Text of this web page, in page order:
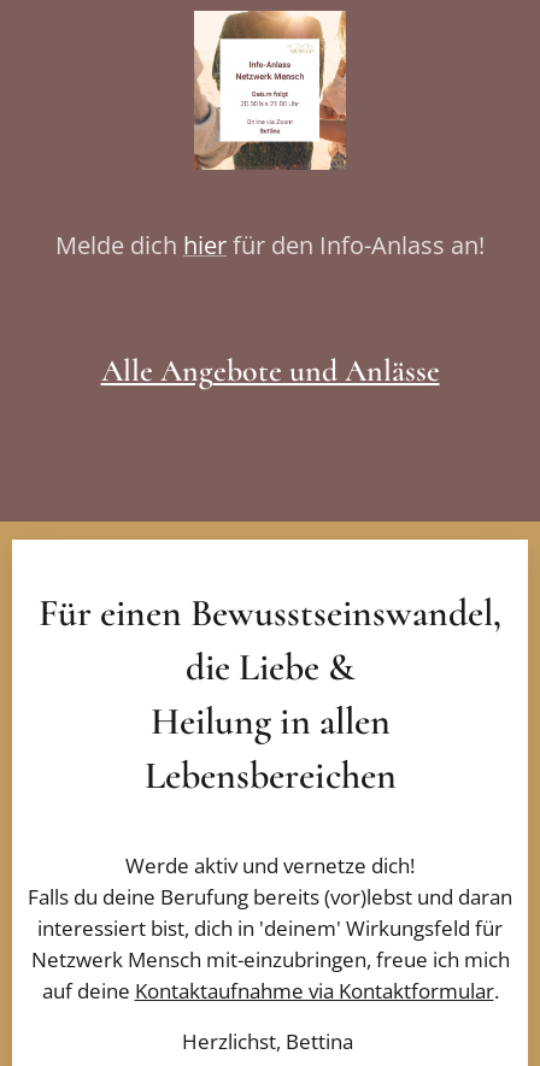
Melde dich hierfür den Info-Anlass an!
Alle Angebote und Anlässe
Für einen Bewusstseinswandel,
die Liebe &
Heilung in allen
Lebensbereichen
Werde aktiv und vernetze dich!
Falls du deine Berufung bereits (vor)lebst und daran
interessiert bist, dich in 'deinem' Wirkungsfeld für
Netzwerk Mensch mit-einzubringen, freue ich mich
auf deine Kontaktaufnahme via Kontaktformular.
Herzlichst, Bettina